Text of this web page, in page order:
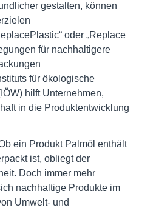
gestalten, können
oder „Replace
für nachhaltigere
für ökologische
hilft Unternehmen,
in die Produktentwicklung
ein Produkt Palmöl enthält
ist, obliegt der
Doch immer mehr
nachhaltige Produkte im
Umwelt- und